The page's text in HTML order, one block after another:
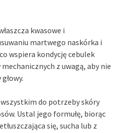
kwasowe i
martwego naskórka i
wspiera kondycję cebulek
z uwagą, aby nie
do potrzeby skóry
Ustal jego formułę, biorąc
się, sucha lub z